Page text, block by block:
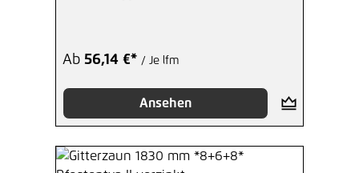
Ab 56,14 €* / Je lfm
Ansehen